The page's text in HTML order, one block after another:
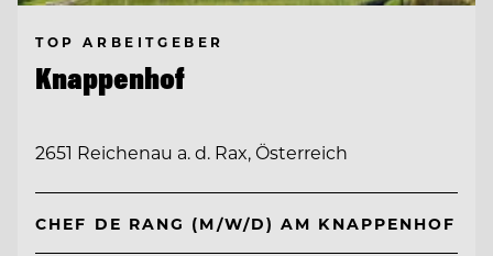
TOP ARBEITGEBER
Knappenhof
2651 Reichenau a. d. Rax, Österreich
CHEF DE RANG (M/W/D) AM KNAPPENHOF